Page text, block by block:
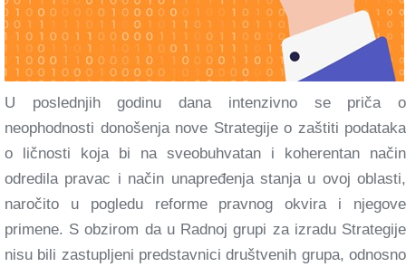
U poslednjih godinu dana intenzivno se priča o
neophodnosti donošenja nove Strategije o zaštiti podataka
o ličnosti koja bi na sveobuhvatan i koherentan način
odredila pravac i način unapređenja stanja u ovoj oblasti,
naročito u pogledu reforme pravnog okvira i njegove
primene. S obzirom da u Radnoj grupi za izradu Strategije
nisu bili zastupljeni predstavnici društvenih grupa, odnosno